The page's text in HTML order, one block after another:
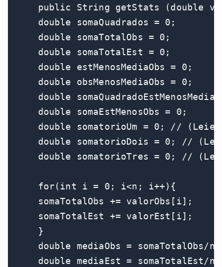
public String getStats (double
    double somaQuadrados = 0;
    double somaTotalObs = 0;
    double somaTotalEst = 0;
    double estMenosMediaObs = 0;
    double obsMenosMediaObs = 0;
double
    double somaEstMenosObs = 0;
double somatorioUm = 0; //
double somatorioDois = 0; //
double somatorioTres = 0; //
    for(int i = 0; i<n; i++){
    somaTotalObs += valorObs[i];
    somaTotalEst += valorEst[i];
    }
    double mediaObs = somaTotalObs/n;
    double mediaEst = somaTotalEst/n;